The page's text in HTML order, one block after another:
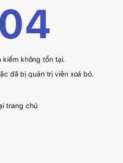
kiếm không tồn tại.
đã bị quản trị viên xoá bỏ.
trang chủ